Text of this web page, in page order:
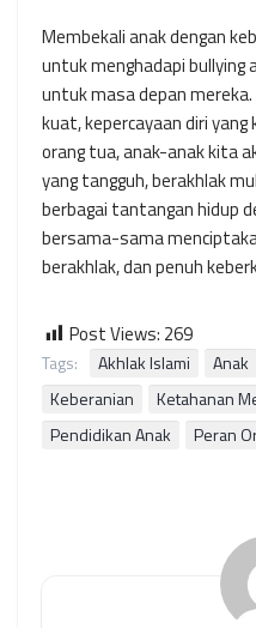
Membekali anak dengan
untuk menghadapi bullying
untuk masa depan
kuat, kepercayaan diri yang
orang tua, anak-anak kita
yang tangguh, berakhlak
berbagai tantangan hidup
bersama-sama
berakhlak, dan penuh
Post Views: 269
Tags: Akhlak Islami Anak
Keberanian
Ketahanan
Pendidikan Anak
Peran